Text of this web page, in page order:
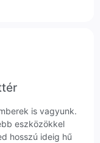
is vagyunk.
eszközökkel
hosszú ideig hű